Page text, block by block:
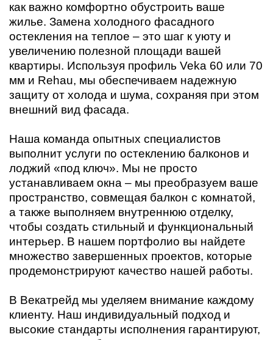
как важно комфортно обустроить ваше
жилье. Замена холодного фасадного
остекления на теплое – это шаг к уюту и
увеличению полезной площади вашей
квартиры. Используя профиль Veka 60 или 70
мм и Rehau, мы обеспечиваем надежную
защиту от холода и шума, сохраняя при этом
внешний вид фасада.
Наша команда опытных специалистов
выполнит услуги по остеклению балконов и
лоджий «под ключ». Мы не просто
устанавливаем окна – мы преобразуем ваше
пространство, совмещая балкон с комнатой,
а также выполняем внутреннюю отделку,
чтобы создать стильный и функциональный
интерьер. В нашем портфолио вы найдете
множество завершенных проектов, которые
продемонстрируют качество нашей работы.
В Векатрейд мы уделяем внимание каждому
клиенту. Наш индивидуальный подход и
высокие стандарты исполнения гарантируют,